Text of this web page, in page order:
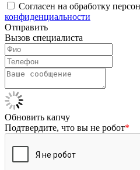
Согласен на обработку
конфиденциальности
Отправить
Вызов специалиста
Обновить капчу
Подтвердите, что вы не робот*